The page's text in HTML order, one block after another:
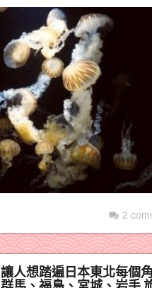
2
讓人想踏遍日本東北每
馬、福島、宮城、岩手